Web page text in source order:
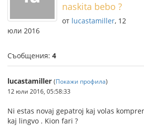
naskita bebo ?
от lucastamiller, 12
юли 2016
Съобщения: 4
lucastamiller (Покажи профила)
12 юли 2016, 05:58:33
Ni estas novaj gepatroj kaj volas
kaj lingvo . Kion fari ?